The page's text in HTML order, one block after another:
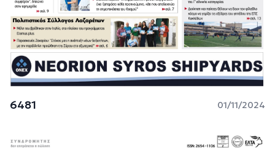
6481 01/11/2024